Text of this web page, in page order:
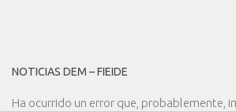
NOTICIAS DEM – FIEIDE
Ha ocurrido un error que, probablemente,